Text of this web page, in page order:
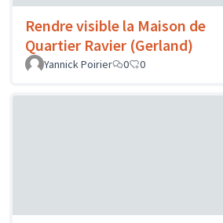
Rendre visible la Maison de
Quartier Ravier (Gerland)
Yannick Poirier
0 0